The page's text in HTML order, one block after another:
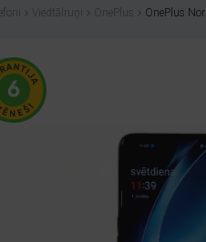
Viedtālruņi OnePlus OnePlus